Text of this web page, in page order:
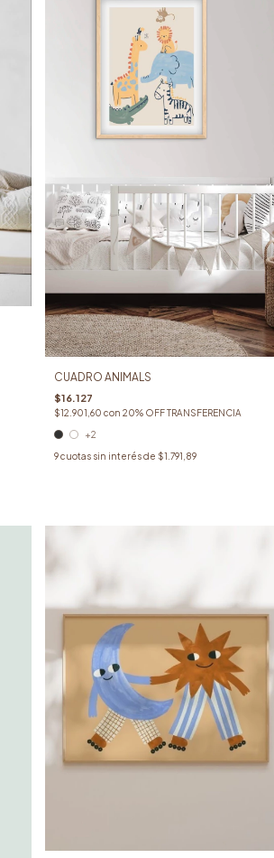
CUADRO ANIMALS
$16.127
$12.901,60 con 20% OFF TRANSFERENCIA
+2
9cuotas sin interés de $1.791,89